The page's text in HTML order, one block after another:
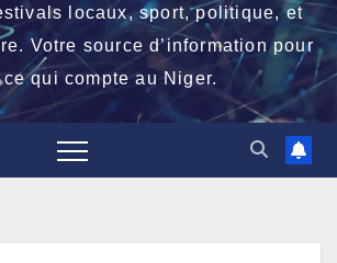
locaux, sport, politique, et
Votre source d’information pour
qui compte au Niger.